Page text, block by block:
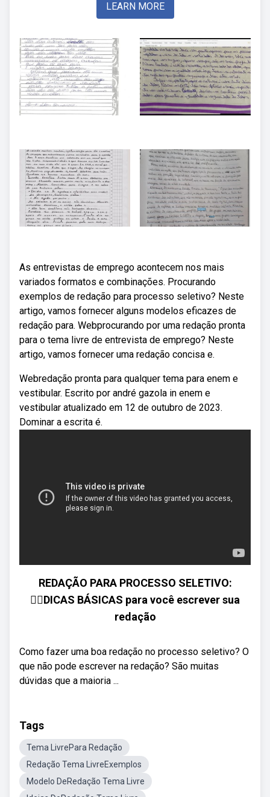
LEARN MORE
As entrevistas de emprego acontecem nos mais
variados formatos e combinações. Procurando
exemplos de redação para processo seletivo? Neste
artigo, vamos fornecer alguns modelos eficazes de
redação para. Webprocurando por uma redação pronta
para o tema livre de entrevista de emprego? Neste
artigo, vamos fornecer uma redação concisa e.
Webredação pronta para qualquer tema para enem e
vestibular. Escrito por andré gazola in enem e
vestibular atualizado em 12 de outubro de 2023.
Dominar a escrita é.
REDAÇÃO PARA PROCESSO SELETIVO:
🙋‍♀️DICAS BÁSICAS para você escrever sua
redação
Como fazer uma boa redação no processo seletivo? O
que não pode escrever na redação? São muitas
dúvidas que a maioria ...
Tags
Tema LivrePara Redação
Redação Tema LivreExemplos
Modelo DeRedação Tema Livre